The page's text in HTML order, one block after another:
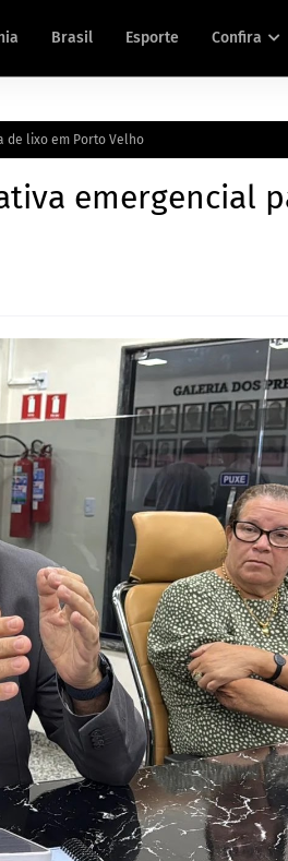
Brasil Esporte Confira
de lixo em Porto Velho
emergencial